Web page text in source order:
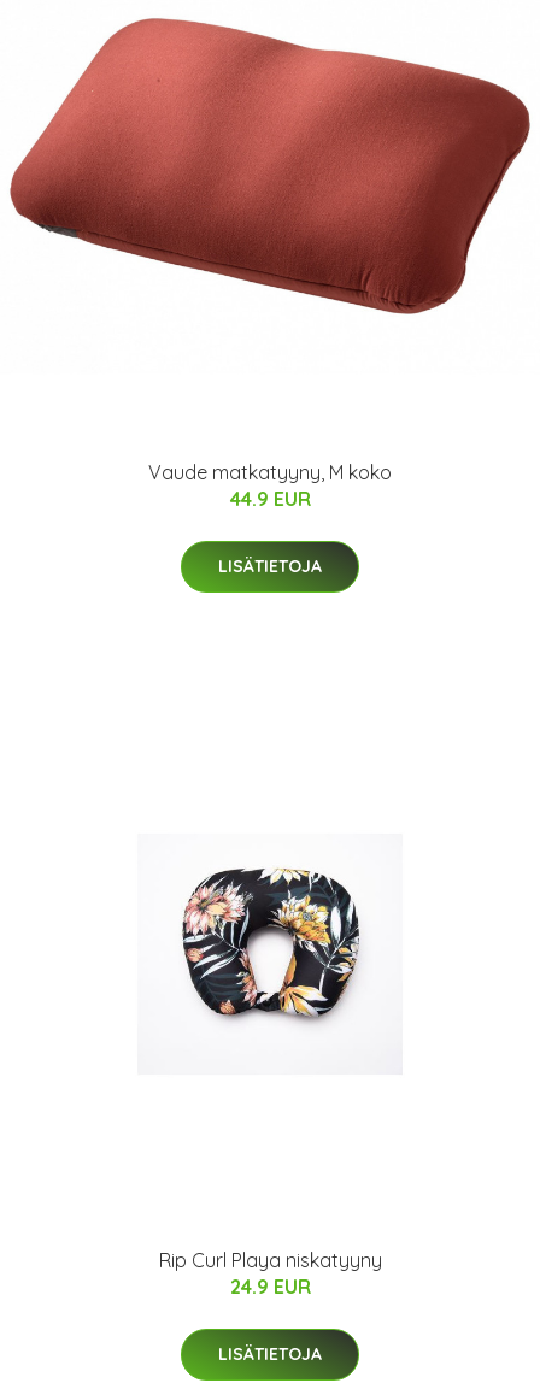
Vaude matkatyyny, M koko
44.9 EUR
LISÄTIETOJA
Rip Curl Playa niskatyyny
24.9 EUR
LISÄTIETOJA